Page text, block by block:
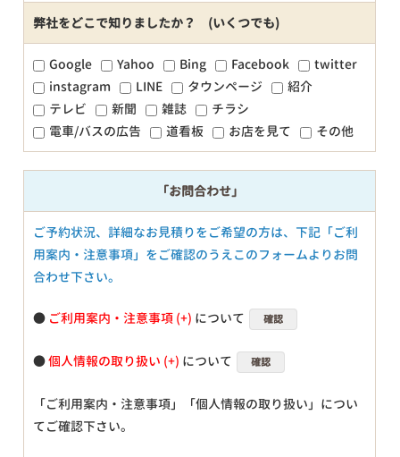
弊社をどこで知りましたか？ (いくつでも)
Google Yahoo Bing Facebook
twitter
instagram
LINE タウンページ
紹介
テレビ
新聞 雑誌
チラシ
電車/バスの広告
道看板 お店を見て その他
「お問合わせ」
ご予約状況、詳細なお見積りをご希望の方は、下記「ご利
用案内・注意事項」をご確認のうえこのフォームよりお問
合わせ下さい。
● ご利用案内・注意事項 について 確認
●個人情報の取り扱い について 確認
「ご利用案内・注意事項」「個人情報の取り扱い」につい
てご確認下さい。